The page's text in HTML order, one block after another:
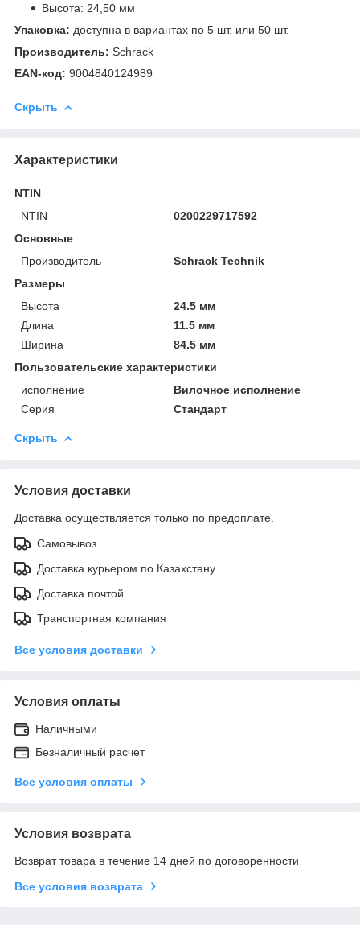
Высота: 24,50 мм
Упаковка: доступна в вариантах по 5 шт. или 50 шт.
Производитель: Schrack
EAN-код: 9004840124989
Скрыть
Характеристики
NTIN
NTIN
0200229717592
Основные
Производитель
Schrack Technik
Размеры
Высота
24.5 мм
Длина
11.5 мм
Ширина
84.5 мм
Пользовательские характеристики
исполнение
Вилочное исполнение
Серия
Стандарт
Скрыть
Условия доставки
Доставка осуществляется только по предоплате.
Самовывоз
Доставка курьером по Казахстану
Доставка почтой
Транспортная компания
Все условия доставки
Условия оплаты
Наличными
Безналичный расчет
Все условия оплаты
Условия возврата
Возврат товара в течение 14 дней по договоренности
Все условия возврата